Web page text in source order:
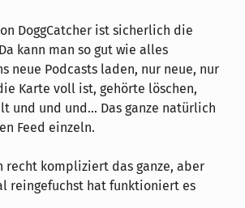
DoggCatcher ist sicherlich die
kann man so gut wie alles
neue Podcasts laden, nur neue, nur
Karte voll ist, gehörte löschen,
und und und... Das ganze natürlich
Feed einzeln.
recht kompliziert das ganze, aber
reingefuchst hat funktioniert es